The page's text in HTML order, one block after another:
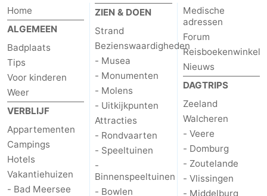
Kust
-
Knokke-
Heist
-
Zeebrugge
-
Blankenberge
-
Wenduine
Weer
Contact
Home
ALGEMEEN
Badplaats
Tips
Voor kinderen
Weer
VERBLIJF
Appartementen
Campings
Hotels
Vakantiehuizen
- Bad Meersee
ZIEN & DOEN
Strand
Bezienswaardigheden
- Musea
- Monumenten
- Molens
- Uitkijkpunten
Attracties
- Rondvaarten
- Speeltuinen
-
Binnenspeeltuinen
- Bowlen
Medische
adressen
Forum
Reisboekenwinkel
Nieuws
DAGTRIPS
Zeeland
Walcheren
- Veere
- Domburg
- Zoutelande
- Vlissingen
- Middelburg